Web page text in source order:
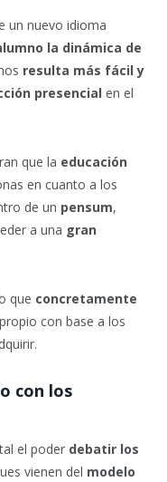
un nuevo idioma
la dinámica de
resulta más fácil y
presencial en el
que la educación
en cuanto a los
de un pensum,
a una gran
que concretamente
con base a los
con los
el poder debatir los
vienen del modelo